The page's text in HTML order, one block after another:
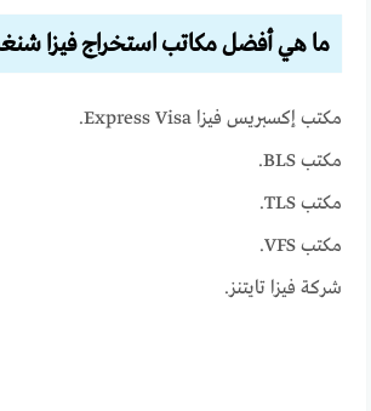
ما هي أفضل مكاتب استخراج فيزا
مكتب إكسبريس فيزا Express Visa.
مكتب BLS.
مكتب TLS.
مكتب VFS.
شركة فيزا تايتنز.